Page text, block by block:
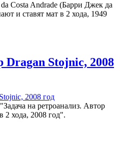
Costa Andrade (Барри Джек да
и ставят мат в 2 хода, 1949
Dragan Stojnic, 2008
на ретроанализ. Автор
2 хода, 2008 год".